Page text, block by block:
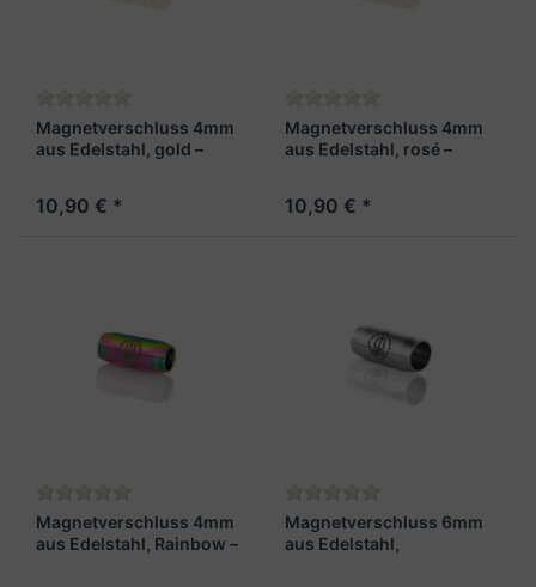
Magnetverschluss 4mm
aus Edelstahl, gold –
10,90 € *
Magnetverschluss 4mm
aus Edelstahl, rosé –
10,90 € *
Magnetverschluss 4mm
aus Edelstahl, Rainbow –
Magnetverschluss 6mm
aus Edelstahl,